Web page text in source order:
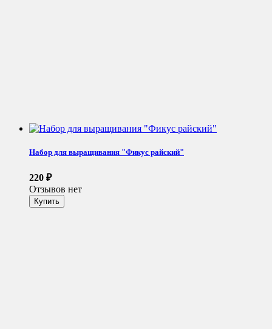
Набор для выращивания "Фикус райский"
220 ₽
Отзывов нет